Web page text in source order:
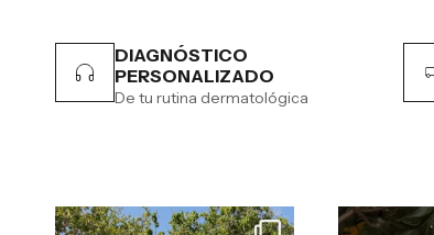
DIAGNÓSTICO
PERSONALIZADO
De tu rutina dermatológica